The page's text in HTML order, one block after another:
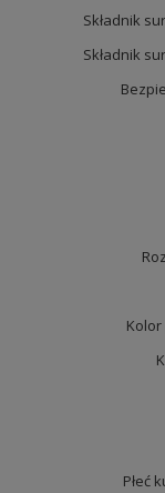
Składnik
Składnik
Płeć